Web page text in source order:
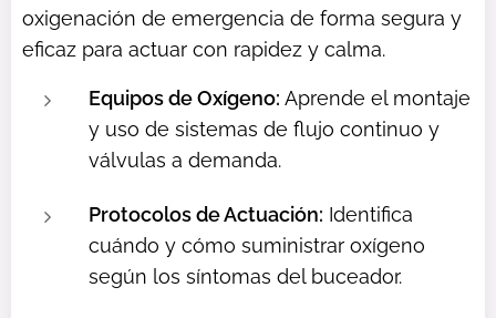
oxigenación de emergencia de forma segura y
eficaz para actuar con rapidez y calma.
Equipos de Oxígeno: Aprende el montaje
y uso de sistemas de flujo continuo y
válvulas a demanda.
Protocolos de Actuación: Identifica
cuándo y cómo suministrar oxígeno
según los síntomas del buceador.